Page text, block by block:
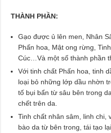
THÀNH PHẦN:
Gạo được ủ lên men, Nhân
Phấn hoa, Mật ong rừng,
Cúc…Và một số thành phần
Với tinh chất Phấn hoa, tinh
loại bỏ những lớp dầu nhờn
tố bụi bẩn từ sâu bên trong
chết trên da.
Tinh chất nhân sâm, linh chi,
bào da từ bên trong, tái tạo